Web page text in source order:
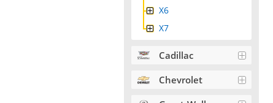
X6
X7
Cadillac
Chevrolet